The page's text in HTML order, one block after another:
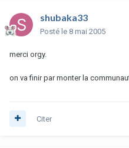
shubaka33
Posté le 8 mai 2005
merci orgy.
on va finir par monter la
Citer